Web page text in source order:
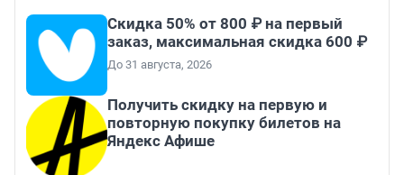
Скидка 50% от 800 ₽ на первый
заказ, максимальная скидка 600 ₽
До 31 августа, 2026
Получить скидку на первую и
повторную покупку билетов на
Яндекс Афише